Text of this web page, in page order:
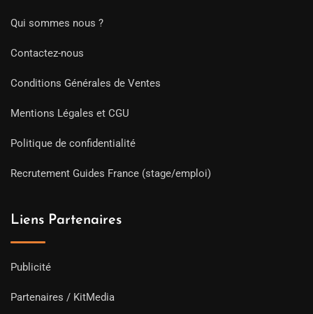
Qui sommes nous ?
Contactez-nous
Conditions Générales de Ventes
Mentions Légales et CGU
Politique de confidentialité
Recrutement Guides France (stage/emploi)
Liens Partenaires
Publicité
Partenaires / KitMedia